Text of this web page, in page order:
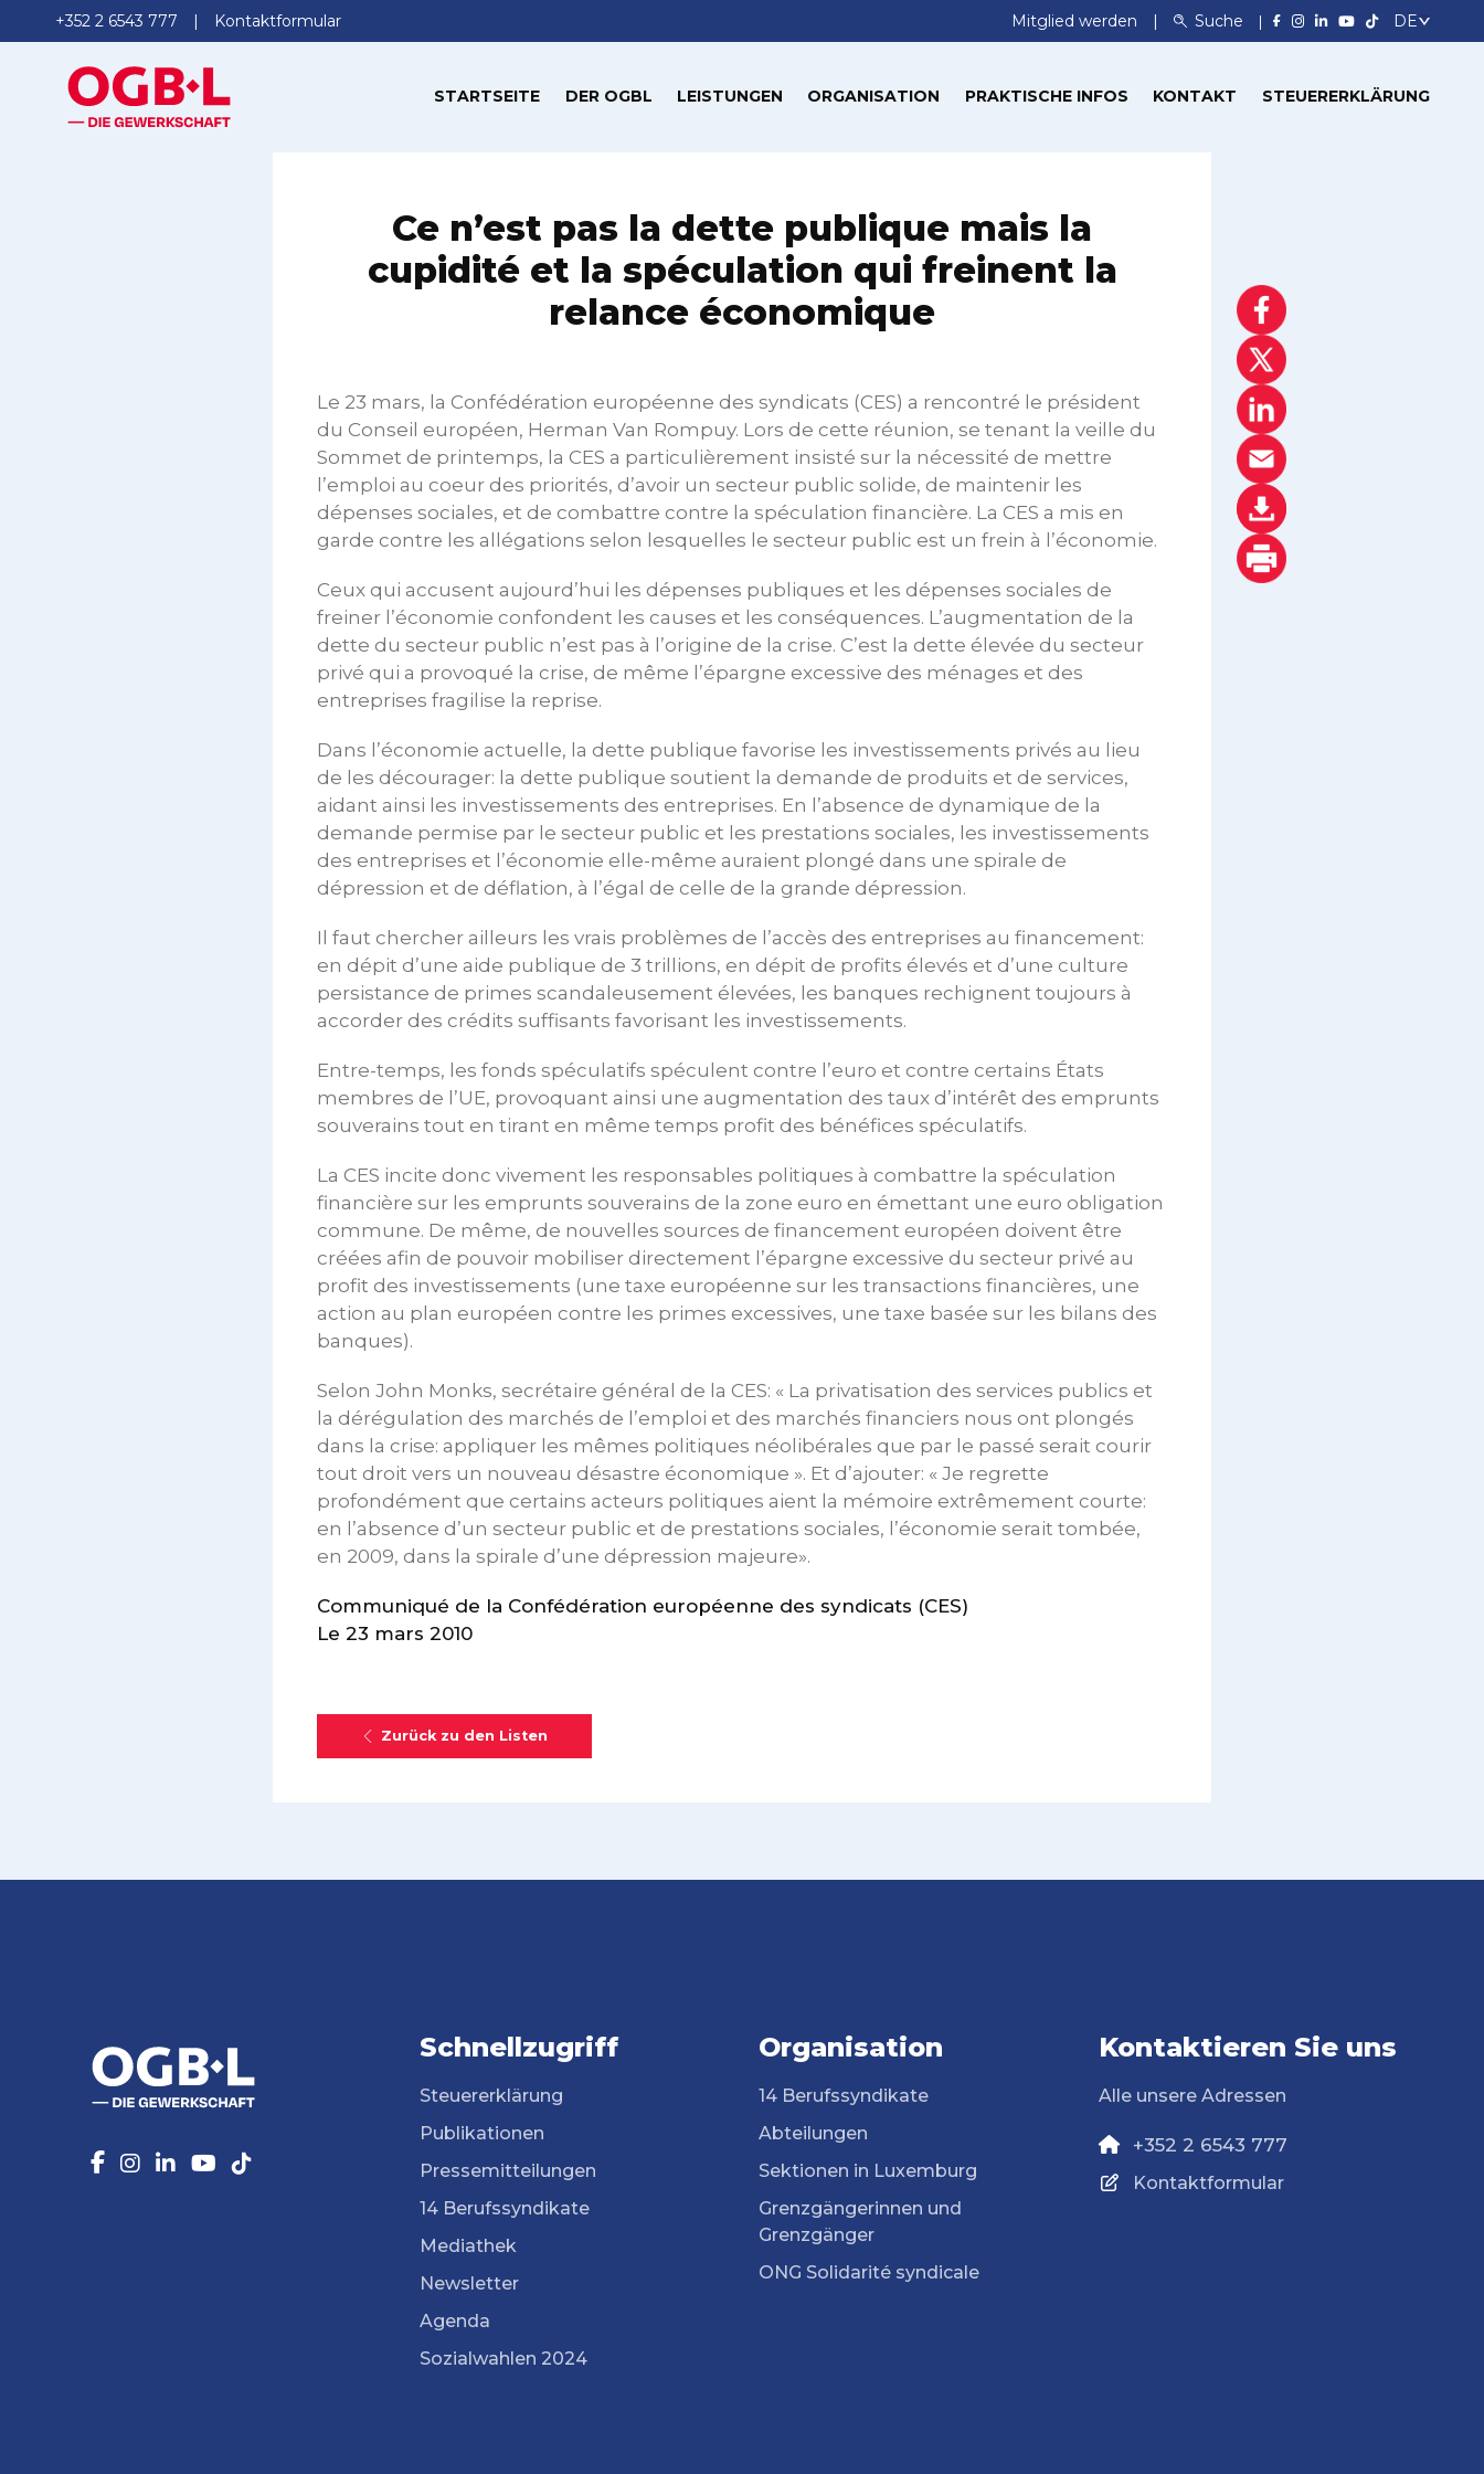
+352 2 6543 777 Kontaktformular Mitglied werden Suche
STARTSEITE DER OGBL LEISTUNGEN ORGANISATION PRAKTISCHE INFOS KONTAKT STEUERERKLÄRUNG
Ce n’est pas la dette publique mais la
cupidité et la spéculation qui freinent la
relance économique
Le 23 mars, la Confédération européenne des syndicats (CES) a rencontré le président
du Conseil européen, Herman Van Rompuy. Lors de cette réunion, se tenant la veille du
Sommet de printemps, la CES a particulièrement insisté sur la nécessité de mettre
l’emploi au coeur des priorités, d’avoir un secteur public solide, de maintenir les
dépenses sociales, et de combattre contre la spéculation financière. La CES a mis en
garde contre les allégations selon lesquelles le secteur public est un frein à l’économie.
Ceux qui accusent aujourd’hui les dépenses publiques et les dépenses sociales de
freiner l’économie confondent les causes et les conséquences. L’augmentation de la
dette du secteur public n’est pas à l’origine de la crise. C’est la dette élevée du secteur
privé qui a provoqué la crise, de même l’épargne excessive des ménages et des
entreprises fragilise la reprise.
Dans l’économie actuelle, la dette publique favorise les investissements privés au lieu
de les décourager: la dette publique soutient la demande de produits et de services,
aidant ainsi les investissements des entreprises. En l’absence de dynamique de la
demande permise par le secteur public et les prestations sociales, les investissements
des entreprises et l’économie elle-même auraient plongé dans une spirale de
dépression et de déflation, à l’égal de celle de la grande dépression.
Il faut chercher ailleurs les vrais problèmes de l’accès des entreprises au financement:
en dépit d’une aide publique de 3 trillions, en dépit de profits élevés et d’une culture
persistance de primes scandaleusement élevées, les banques rechignent toujours à
accorder des crédits suffisants favorisant les investissements.
Entre-temps, les fonds spéculatifs spéculent contre l’euro et contre certains États
membres de l’UE, provoquant ainsi une augmentation des taux d’intérêt des emprunts
souverains tout en tirant en même temps profit des bénéfices spéculatifs.
La CES incite donc vivement les responsables politiques à combattre la spéculation
financière sur les emprunts souverains de la zone euro en émettant une euro obligation
commune. De même, de nouvelles sources de financement européen doivent être
créées afin de pouvoir mobiliser directement l’épargne excessive du secteur privé au
profit des investissements (une taxe européenne sur les transactions financières, une
action au plan européen contre les primes excessives, une taxe basée sur les bilans des
banques).
Selon John Monks, secrétaire général de la CES: « La privatisation des services publics et
la dérégulation des marchés de l’emploi et des marchés financiers nous ont plongés
dans la crise: appliquer les mêmes politiques néolibérales que par le passé serait courir
tout droit vers un nouveau désastre économique ». Et d’ajouter: « Je regrette
profondément que certains acteurs politiques aient la mémoire extrêmement courte:
en l’absence d’un secteur public et de prestations sociales, l’économie serait tombée,
en 2009, dans la spirale d’une dépression majeure».
Communiqué de la Confédération européenne des syndicats (CES)
Le 23 mars 2010
Zurück zu den Listen
Schnellzugriff
Steuererklärung
Publikationen
Pressemitteilungen
14 Berufssyndikate
Mediathek
Newsletter
Agenda
Sozialwahlen 2024
Organisation
14 Berufssyndikate
Abteilungen
Sektionen in Luxemburg
Grenzgängerinnen und
Grenzgänger
ONG Solidarité syndicale
Kontaktieren Sie uns
Alle unsere Adressen
+352 2 6543 777
Kontaktformular